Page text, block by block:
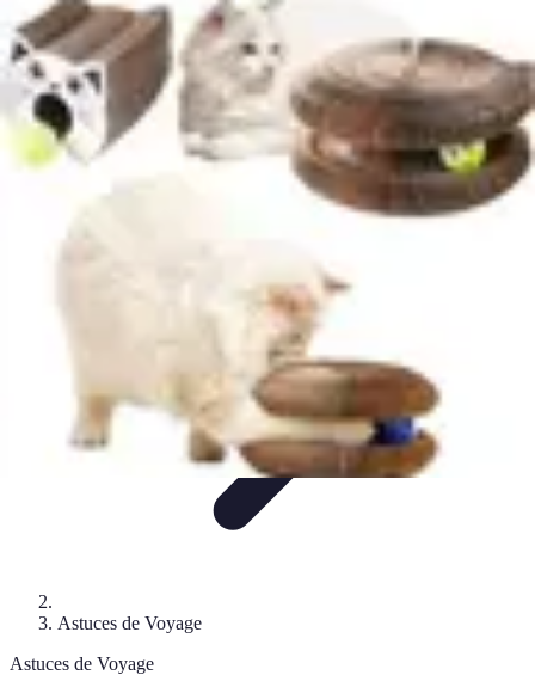
Globe Explore
Voyage Durable Sécurité en voyageVoyage ÉcoresponsableVoyages
en SoloConseils Pratiques
Globe Explore
Astuces de Voyage
Astuces de Voyage